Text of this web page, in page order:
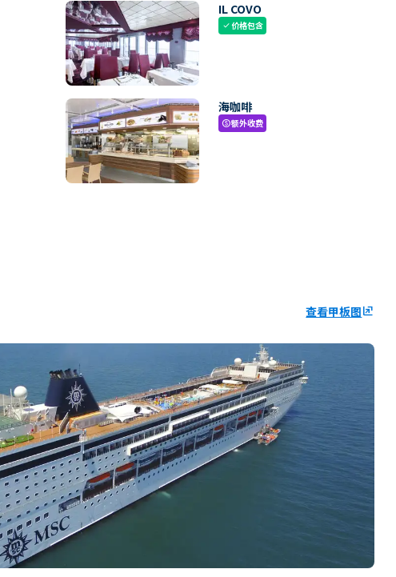
IL COVO
check价格包含
海咖啡
paid额外收费
查看甲板图ungroup